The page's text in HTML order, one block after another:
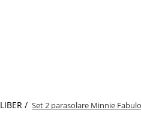
/ Set 2 parasolare Minnie